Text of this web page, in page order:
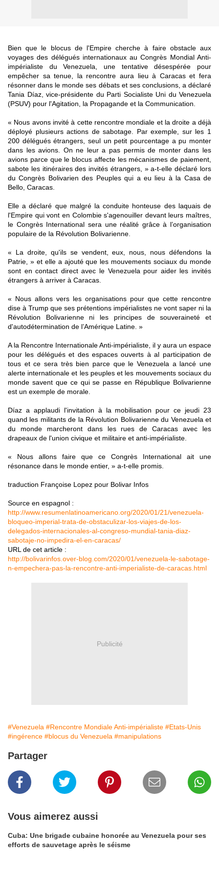
Bien que le blocus de l'Empire cherche à faire obstacle aux
voyages des délégués internationaux au Congrès Mondial Anti-
impérialiste du Venezuela, une tentative désespérée pour
empêcher sa tenue, la rencontre aura lieu à Caracas et fera
résonner dans le monde ses débats et ses conclusions, a déclaré
Tania Díaz, vice-présidente du Parti Socialiste Uni du Venezuela
(PSUV) pour l'Agitation, la Propagande et la Communication.
« Nous avons invité à cette rencontre mondiale et la droite a déjà
déployé plusieurs actions de sabotage. Par exemple, sur les 1
200 délégués étrangers, seul un petit pourcentage a pu monter
dans les avions. On ne leur a pas permis de monter dans les
avions parce que le blocus affecte les mécanismes de paiement,
sabote les itinéraires des invités étrangers, » a-t-elle déclaré lors
du Congrès Bolivarien des Peuples qui a eu lieu à la Casa de
Bello, Caracas.
Elle a déclaré que malgré la conduite honteuse des laquais de
l'Empire qui vont en Colombie s'agenouiller devant leurs maîtres,
le Congrès International sera une réalité grâce à l’organisation
populaire de la Révolution Bolivarienne.
« La droite, qu'ils se vendent, eux, nous, nous défendons la
Patrie, » et elle a ajouté que les mouvements sociaux du monde
sont en contact direct avec le Venezuela pour aider les invités
étrangers à arriver à Caracas.
« Nous allons vers les organisations pour que cette rencontre
dise à Trump que ses prétentions impérialistes ne vont saper ni la
Révolution Bolivarienne ni les principes de souveraineté et
d'autodétermination de l’Amérique Latine. »
A la Rencontre Internationale Anti-impérialiste, il y aura un espace
pour les délégués et des espaces ouverts à al participation de
tous et ce sera très bien parce que le Venezuela a lancé une
alerte internationale et les peuples et les mouvements sociaux du
monde savent que ce qui se passe en République Bolivarienne
est un exemple de morale.
Díaz a applaudi l'invitation à la mobilisation pour ce jeudi 23
quand les militants de la Révolution Bolivarienne du Venezuela et
du monde marcheront dans les rues de Caracas avec les
drapeaux de l'union civique et militaire et anti-impérialiste.
« Nous allons faire que ce Congrès International ait une
résonance dans le monde entier, » a-t-elle promis.
traduction Françoise Lopez pour Bolivar Infos
Source en espagnol :
http://www.resumenlatinoamericano.org/2020/01/21/venezuela-
bloqueo-imperial-trata-de-obstaculizar-los-viajes-de-los-
delegados-internacionales-al-congreso-mundial-tania-diaz-
sabotaje-no-impedira-el-en-caracas/
URL de cet article :
http://bolivarinfos.over-blog.com/2020/01/venezuela-le-sabotage-
n-empechera-pas-la-rencontre-anti-imperialiste-de-caracas.html
Publicité
#Venezuela #Rencontre Mondiale Anti-impérialiste #Etats-Unis
#ingérence #blocus du Venezuela #manipulations
Partager
Vous aimerez aussi
Cuba: Une brigade cubaine honorée au Venezuela pour ses
efforts de sauvetage après le séisme